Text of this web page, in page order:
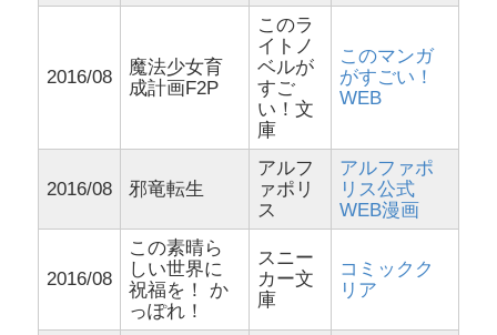
2016/08
魔法少女育
成計画F2P
このラ
イトノ
ベルが
すご
い！文
庫
このマンガ
がすごい！
WEB
2016/08 邪竜転生
アルフ
ァポリ
ス
アルファポ
リス公式
WEB漫画
2016/08
この素晴ら
しい世界に
祝福を！ か
っぽれ！
スニー
カー文
庫
コミックク
リア